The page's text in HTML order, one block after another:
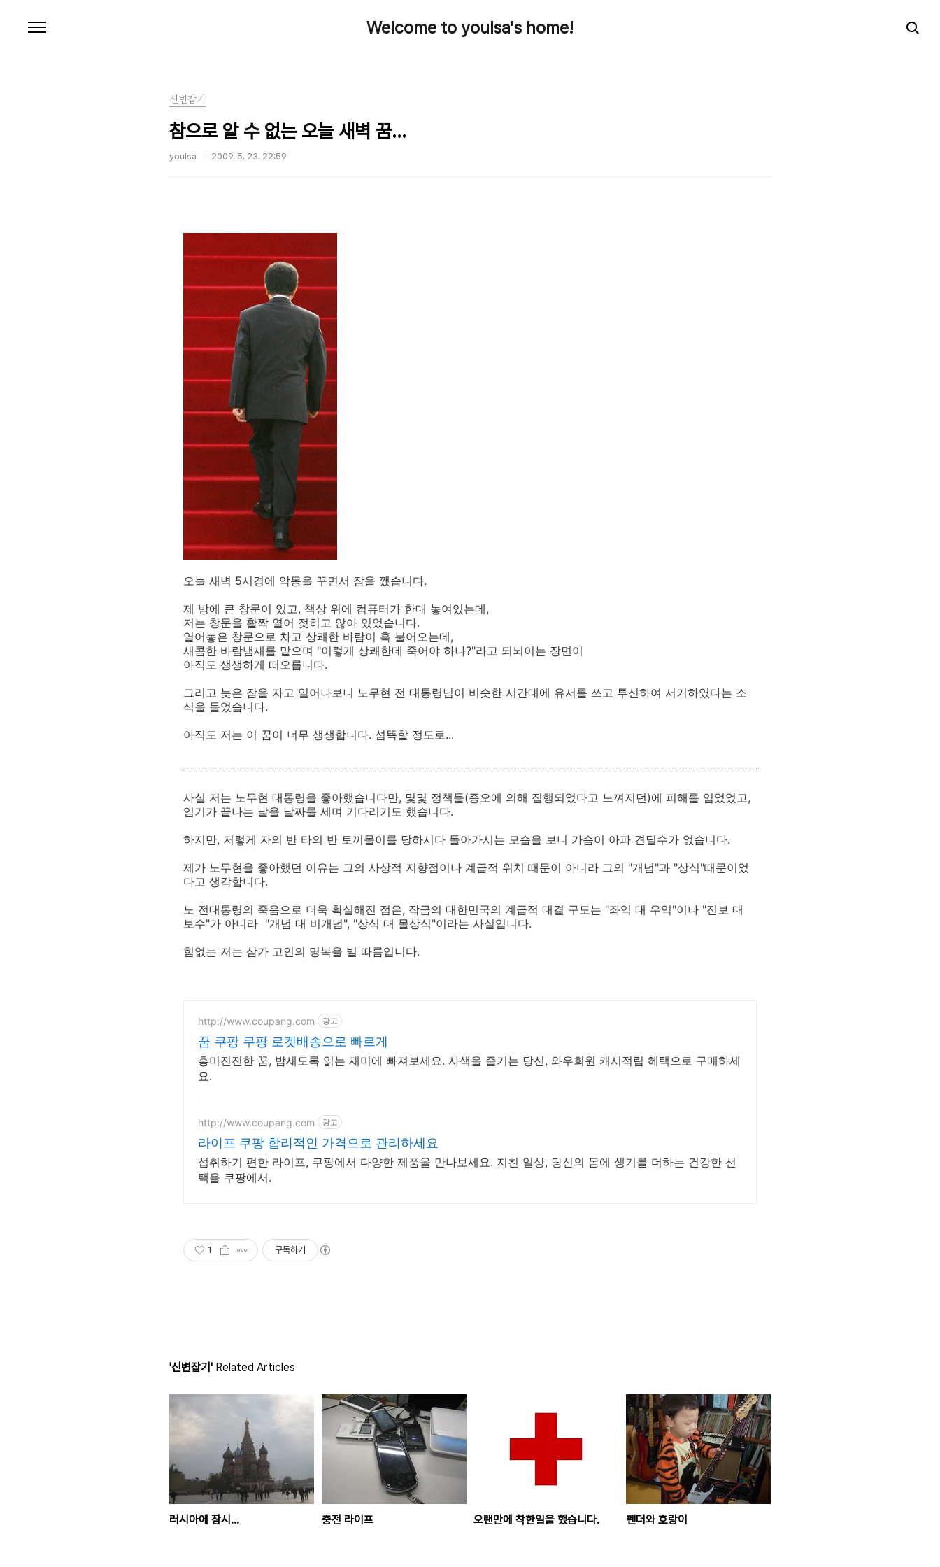
Welcome to youlsa's home!
신변잡기
참으로 알 수 없는 오늘 새벽 꿈...
youlsa 2009. 5. 23. 22:59
오늘 새벽 5시경에 악몽을 꾸면서 잠을 깼습니다.
제 방에 큰 창문이 있고, 책상 위에 컴퓨터가 한대 놓여있는데,
저는 창문을 활짝 열어 젖히고 않아 있었습니다.
열어놓은 창문으로 차고 상쾌한 바람이 훅 불어오는데,
새콤한 바람냄새를 맡으며 "이렇게 상쾌한데 죽어야 하나?"라고 되뇌이는 장면이
아직도 생생하게 떠오릅니다.
그리고 늦은 잠을 자고 일어나보니 노무현 전 대통령님이 비슷한 시간대에 유서를 쓰고 투신하여 서거하였다는 소
식을 들었습니다.
아직도 저는 이 꿈이 너무 생생합니다. 섬뜩할 정도로...
사실 저는 노무현 대통령을 좋아했습니다만, 몇몇 정책들(증오에 의해 집행되었다고 느껴지던)에 피해를 입었었고,
임기가 끝나는 날을 날짜를 세며 기다리기도 했습니다.
하지만, 저렇게 자의 반 타의 반 토끼몰이를 당하시다 돌아가시는 모습을 보니 가슴이 아파 견딜수가 없습니다.
제가 노무현을 좋아했던 이유는 그의 사상적 지향점이나 계급적 위치 때문이 아니라 그의 "개념"과 "상식"때문이었
다고 생각합니다.
노 전대통령의 죽음으로 더욱 확실해진 점은, 작금의 대한민국의 계급적 대결 구도는 "좌익 대 우익"이나 "진보 대
보수"가 아니라 "개념 대 비개념", "상식 대 몰상식"이라는 사실입니다.
힘없는 저는 삼가 고인의 명복을 빌 따름입니다.
http://www.coupang.com 광고
꿈 쿠팡 쿠팡 로켓배송으로 빠르게
흥미진진한 꿈, 밤새도록 읽는 재미에 빠져보세요. 사색을 즐기는 당신, 와우회원 캐시적립 혜택으로 구매하세
요.
http://www.coupang.com 광고
라이프 쿠팡 합리적인 가격으로 관리하세요
섭취하기 편한 라이프, 쿠팡에서 다양한 제품을 만나보세요. 지친 일상, 당신의 몸에 생기를 더하는 건강한 선
택을 쿠팡에서.
1 구독하기
'신변잡기' Related Articles
러시아에 잠시... 충전 라이프 오랜만에 착한일을 했습니다. 펜더와 호랑이